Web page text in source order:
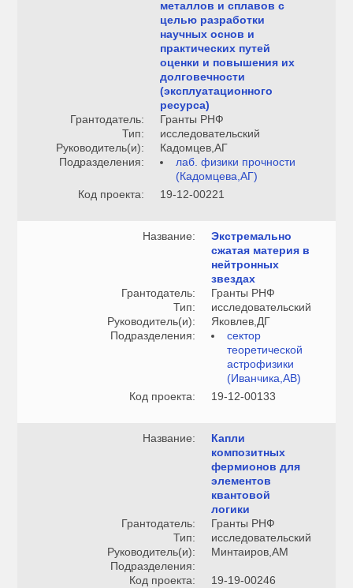
металлов и сплавов с
целью разработки
научных основ и
практических путей
оценки и повышения их
долговечности
(эксплуатационного
ресурса)
Грантодатель:
Гранты РНФ
Тип:
исследовательский
Руководитель(и):
Кадомцев,АГ
Подразделения:
лаб. физики прочности
(Кадомцева,АГ)
Код проекта:
19-12-00221
Название:
Экстремально
сжатая материя в
нейтронных
звездах
Грантодатель:
Гранты РНФ
Тип:
исследовательский
Руководитель(и):
Яковлев,ДГ
Подразделения:
сектор
теоретической
астрофизики
(Иванчика,АВ)
Код проекта:
19-12-00133
Название:
Капли
композитных
фермионов для
элементов
квантовой
логики
Грантодатель:
Гранты РНФ
Тип:
исследовательский
Руководитель(и):
Минтаиров,АМ
Подразделения:
Код проекта:
19-19-00246